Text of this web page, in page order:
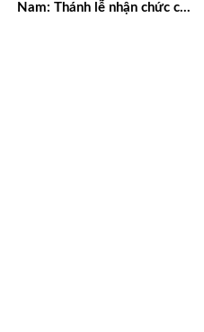
Nam: Thánh lễ nhận chức của